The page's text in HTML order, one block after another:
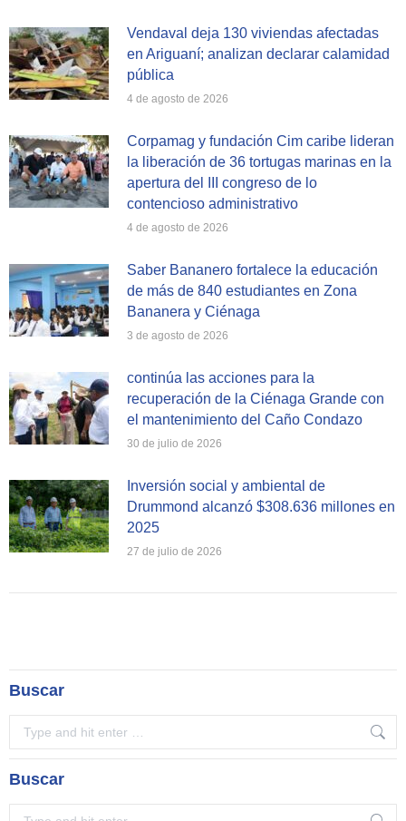
Vendaval deja 130 viviendas afectadas
en Ariguaní; analizan declarar calamidad
pública
4 de agosto de 2026
Corpamag y fundación Cim caribe lideran
la liberación de 36 tortugas marinas en la
apertura del III congreso de lo
contencioso administrativo
4 de agosto de 2026
Saber Bananero fortalece la educación
de más de 840 estudiantes en Zona
Bananera y Ciénaga
3 de agosto de 2026
continúa las acciones para la
recuperación de la Ciénaga Grande con
el mantenimiento del Caño Condazo
30 de julio de 2026
Inversión social y ambiental de
Drummond alcanzó $308.636 millones en
2025
27 de julio de 2026
Buscar
Buscar